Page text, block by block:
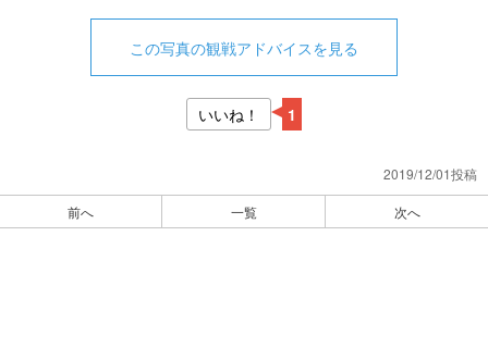
この写真の観戦アドバイスを見る
いいね！ 1
2019/12/01投稿
前へ 一覧 次へ